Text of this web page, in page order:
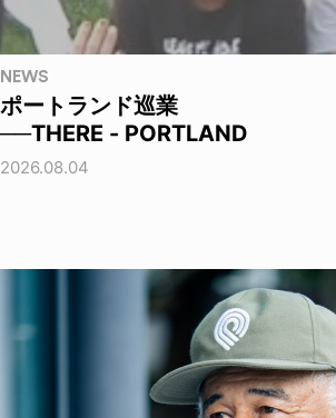
NEWS
ポートランド巡業
──THERE - PORTLAND
2026.08.04